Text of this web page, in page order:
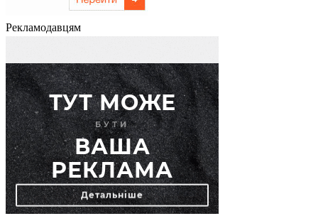
Рекламодавцям